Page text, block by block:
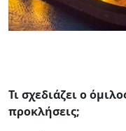
Τι σχεδιάζει ο
προκλήσεις;